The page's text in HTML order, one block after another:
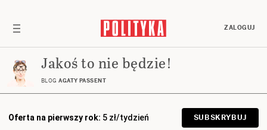
ZALOGUJ
Jakoś to nie będzie!
BLOG AGATY PASSENT
Oferta na pierwszy rok: 5 zł/tydzień SUBSKRYBUJ